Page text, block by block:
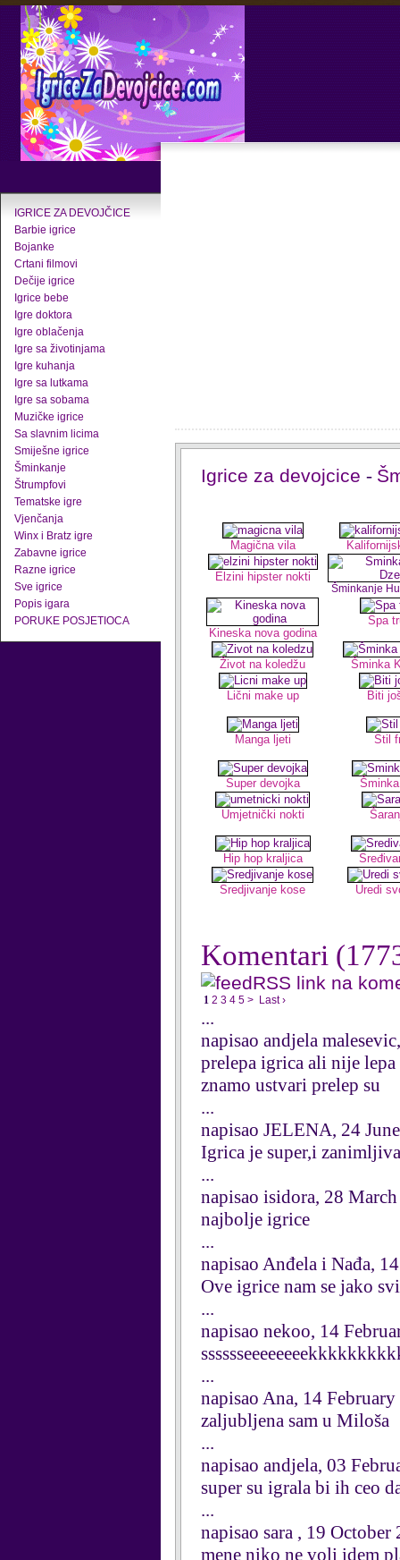
IGRICE ZA DEVOJČICE
Barbie igrice
Bojanke
Crtani filmovi
Dečije igrice
Igrice bebe
Igre doktora
Igre oblačenja
Igre sa životinjama
Igre kuhanja
Igre sa lutkama
Igre sa sobama
Muzičke igrice
Sa slavnim licima
Smiješne igrice
Šminkanje
Štrumpfovi
Tematske igre
Vjenčanja
Winx i Bratz igre
Zabavne igrice
Razne igrice
Sve igrice
Popis igara
PORUKE POSJETIOCA
Igrice za devojcice -
Magična vila
Elzini hipster nokti
Šminkanje
Kineska nova godina
Spa
Život na koledžu Šminka
Lični make up Biti
Manga ljeti Stil
Super devojka
Umjetnički nokti
Hip hop kraljica
Sredjivanje kose Uredi
Komentari
RSS link na
1 2 3 4 5 > Last ›
...
napisao andjela
prelepa igrica ali nije
znamo ustvari prelep su
...
napisao JELENA, 24
Igrica je super,i
...
napisao isidora, 28
najbolje igrice
...
napisao Anđela i Nađa,
Ove igrice nam se jako
...
napisao nekoo, 14
...
napisao Ana, 14
zaljubljena sam u Miloša
...
napisao andjela, 03
super su igrala bi ih ceo
...
napisao sara , 19 October
mene niko ne voli idem